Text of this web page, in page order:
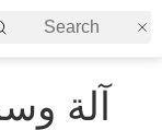
آلة